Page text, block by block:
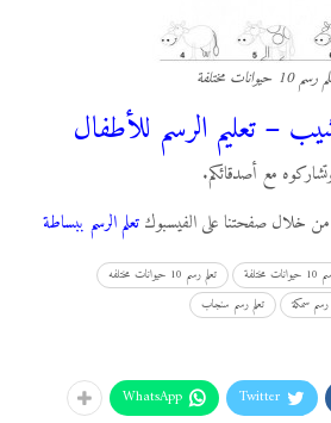
10 حيوانات مختلفة
– تعليم الرسم للأطفال
مع أصدقائكم.
من خلال صفحتنا على الفيسبوكتعلم الرسم ببساطة
تعلم رسم 10 حيوانات مختلفه
رسم سمكة تعلم رسم سنجاب
Twitter
WhatsApp